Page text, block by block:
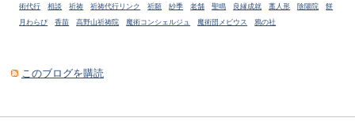
術代行
相談 祈祷 祈祷代行リンク 祈願 紗季 老舗 聖鳴 良縁成就 藁人形 陰陽院
餅
月わらび
香苗 高野山祈祷院 魔術コンシェルジュ 魔術団メビウス 鴉の社
このブログを購読